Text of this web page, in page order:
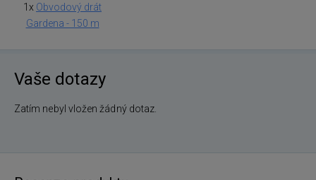
1x Obvodový drát
Gardena - 150 m
Vaše dotazy
Zatím nebyl vložen žádný dotaz.